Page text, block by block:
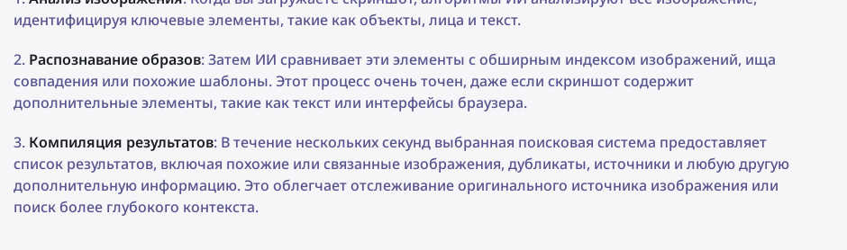
идентифицируя ключевые элементы, такие как объекты, лица и текст.
Распознавание образов: Затем ИИ сравнивает эти элементы с обширным индексом изображений, ища
совпадения или похожие шаблоны. Этот процесс очень точен, даже если скриншот содержит
дополнительные элементы, такие как текст или интерфейсы браузера.
Компиляция результатов: В течение нескольких секунд выбранная поисковая система предоставляет
список результатов, включая похожие или связанные изображения, дубликаты, источники и любую другую
дополнительную информацию. Это облегчает отслеживание оригинального источника изображения или
поиск более глубокого контекста.